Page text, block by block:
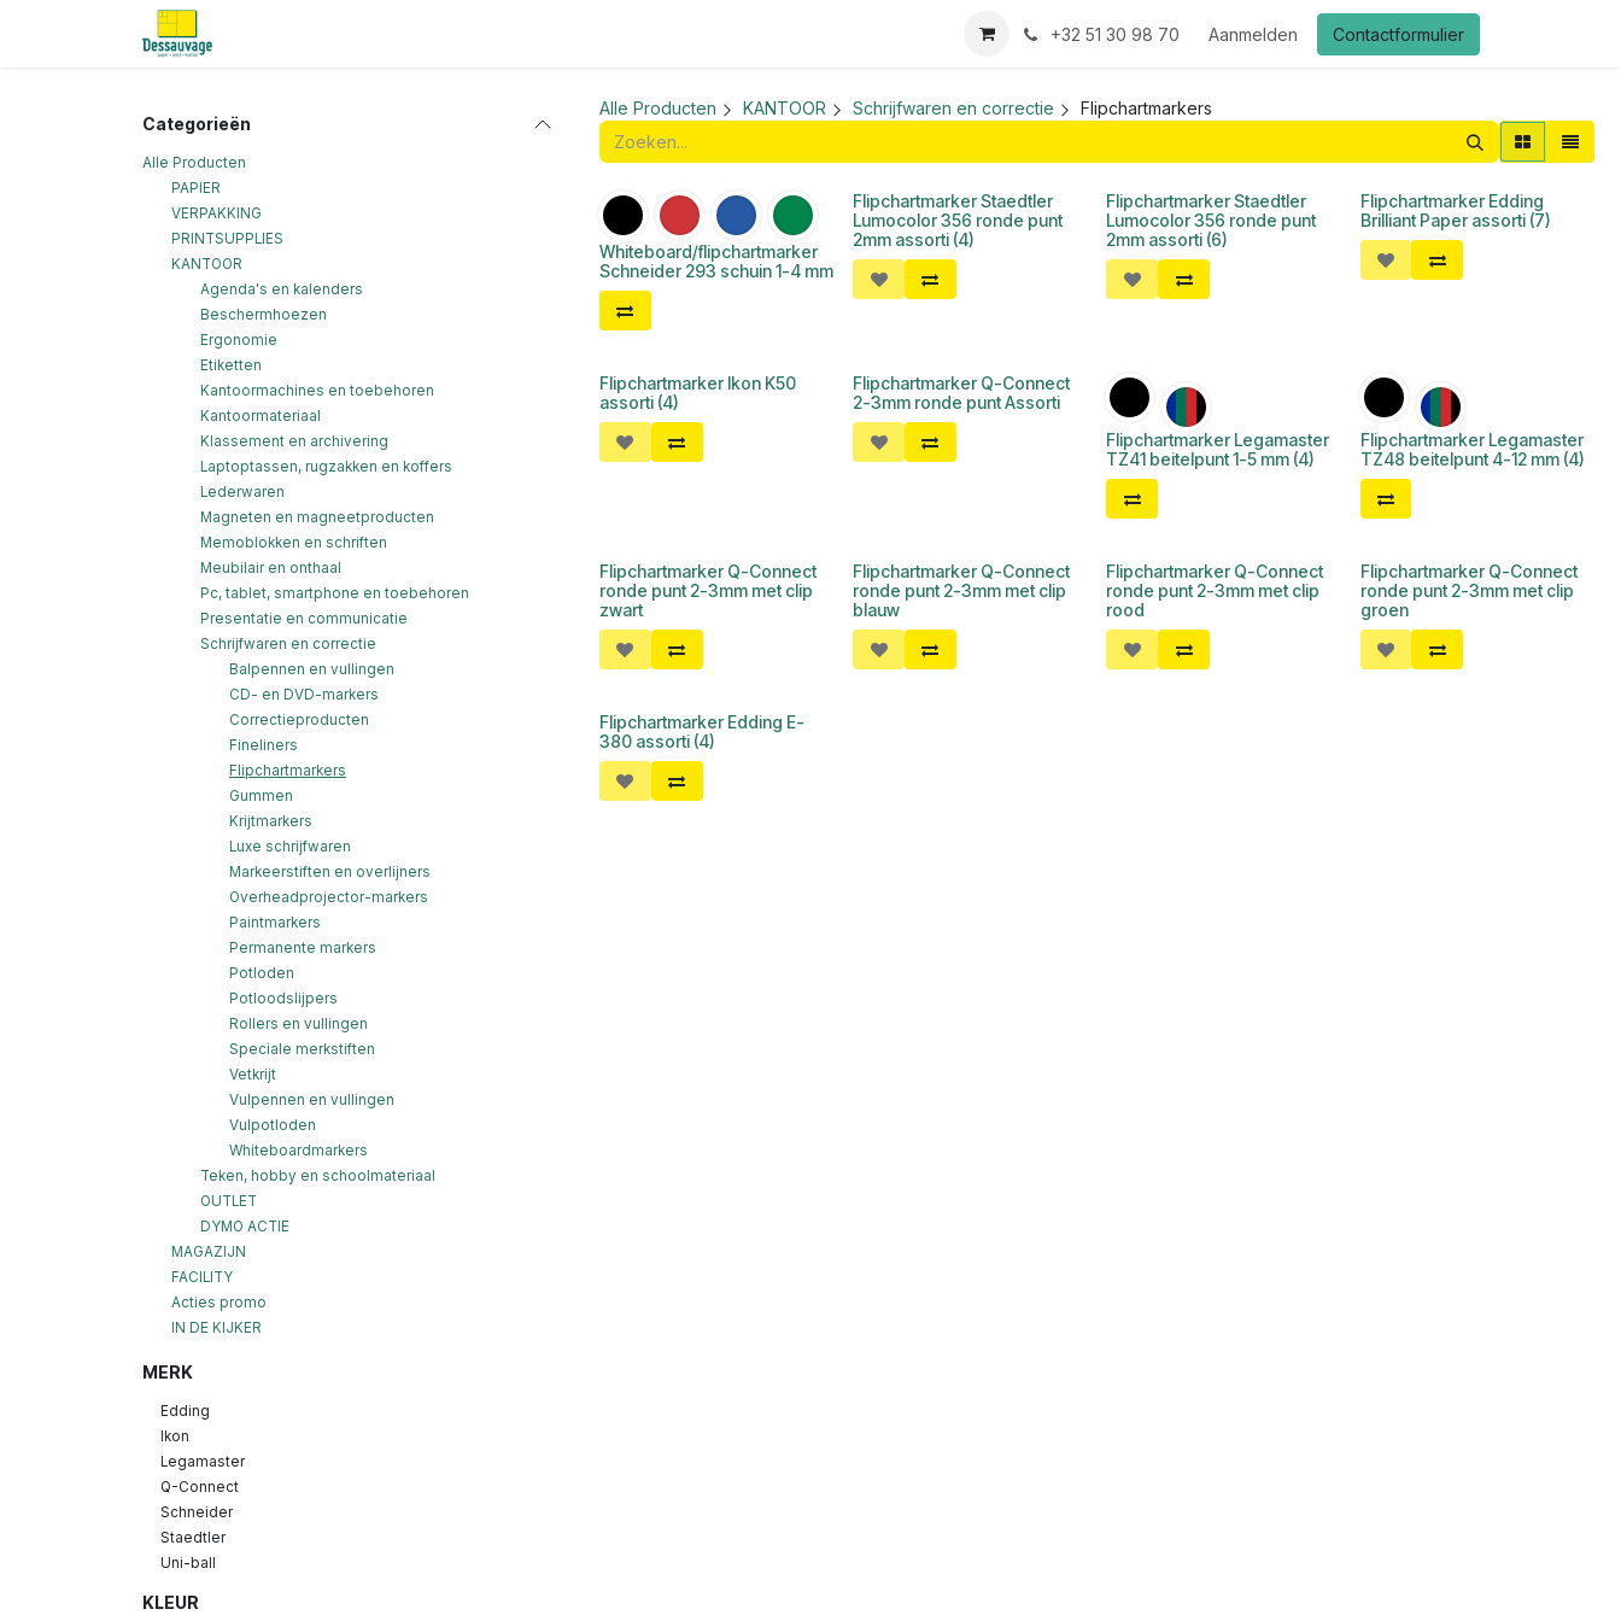
Overslaan naar inhoud
+32 51 30 98 70 Aanmelden Contactformulier
Categorieën
Alle Producten
PAPIER
VERPAKKING
PRINTSUPPLIES
KANTOOR
Agenda's en kalenders
Beschermhoezen
Ergonomie
Etiketten
Kantoormachines en toebehoren
Kantoormateriaal
Klassement en archivering
Laptoptassen, rugzakken en koffers
Lederwaren
Magneten en magneetproducten
Memoblokken en schriften
Meubilair en onthaal
Pc, tablet, smartphone en toebehoren
Presentatie en communicatie
Schrijfwaren en correctie
Balpennen en vullingen
CD- en DVD-markers
Correctieproducten
Fineliners
Flipchartmarkers
Gummen
Krijtmarkers
Luxe schrijfwaren
Markeerstiften en overlijners
Overheadprojector-markers
Paintmarkers
Permanente markers
Potloden
Potloodslijpers
Rollers en vullingen
Speciale merkstiften
Vetkrijt
Vulpennen en vullingen
Vulpotloden
Whiteboardmarkers
Teken, hobby en schoolmateriaal
OUTLET
DYMO ACTIE
MAGAZIJN
FACILITY
Acties promo
IN DE KIJKER
MERK
Edding
Ikon
Legamaster
Q-Connect
Schneider
Staedtler
Uni-ball
KLEUR
Alle Producten KANTOOR Schrijfwaren en correctie Flipchartmarkers
Whiteboard/flipchartmarker
Schneider 293 schuin 1-4 mm
Flipchartmarker Staedtler
Lumocolor 356 ronde punt
2mm assorti (4)
Flipchartmarker Staedtler
Lumocolor 356 ronde punt
2mm assorti (6)
Flipchartmarker Edding
Brilliant Paper assorti (7)
OUTLET
Flipchartmarker Ikon K50
assorti (4)
Flipchartmarker Q-Connect
2-3mm ronde punt Assorti
Flipchartmarker Legamaster
TZ41 beitelpunt 1-5 mm (4)
Flipchartmarker Legamaster
TZ48 beitelpunt 4-12 mm (4)
Flipchartmarker Q-Connect
ronde punt 2-3mm met clip
zwart
Flipchartmarker Q-Connect
ronde punt 2-3mm met clip
blauw
Flipchartmarker Q-Connect
ronde punt 2-3mm met clip
rood
Flipchartmarker Q-Connect
ronde punt 2-3mm met clip
groen
Flipchartmarker Edding E-
380 assorti (4)